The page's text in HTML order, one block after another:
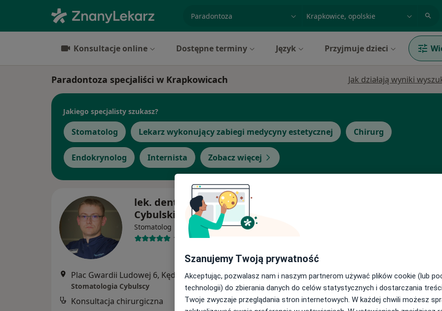
Konsultacje online Dostępne terminy Język Przyjmuje dzieci
Paradontoza specjaliści w Krapkowicach Jak działają wyniki
Jakiego specjalisty szukasz?
Stomatolog Lekarz wykonujący zabiegi medycyny estetycznej Chirurg
Endokrynolog Internista Zobacz więcej
lek. dent. Grzegorz
Cybulski
Stomatolog
10 opinii
Plac Gwardii Ludowej 6, Kędzierzyn-Koźle • Mapa
Stomatologia Cybulscy
Konsultacja chirurgiczna 50 zł
Szanujemy Twoją prywatność
Akceptując, pozwalasz nam i naszym partnerom używać plików cookie (lub
technologii) do zbierania danych do celów statystycznych i dostarczania
Twoje zwyczaje przeglądania stron internetowych. W każdej chwili możesz